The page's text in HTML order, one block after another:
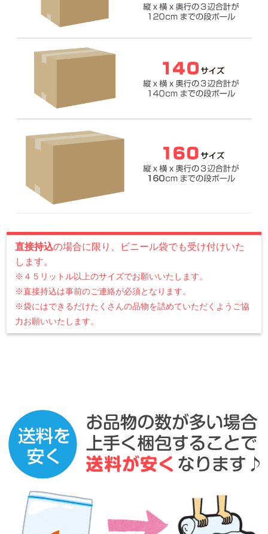
直接持込の場合に限り、ビニール袋でも受け付けいた
します。
※４５リットル以上のサイズでお願いいたします。
※直接持込は事前のご連絡が必須となります。
※袋にはできるだけたくさんの品物を詰めていただくようご協
力お願いいたします。